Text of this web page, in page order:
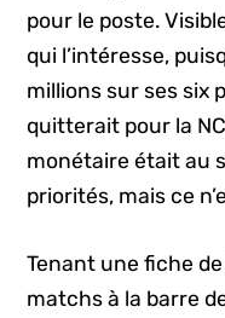
pour le poste.
qui l’intéresse,
millions sur ses six
quitterait pour la
monétaire était au
priorités, mais ce
Tenant une fiche
matchs à la barre